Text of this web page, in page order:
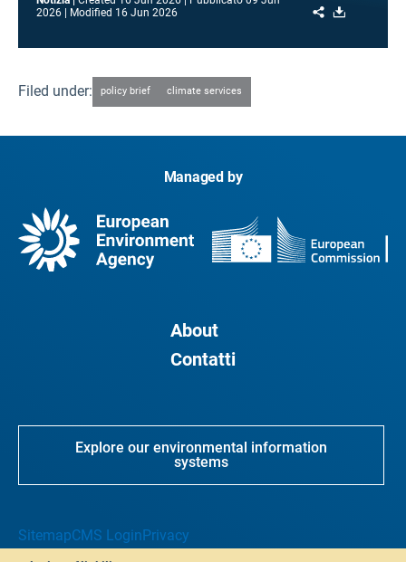
2026
Modified 16 Jun 2026 Share
Filed under: policy brief climate services
Managed by
About
Contatti
Explore our environmental information
systems
SitemapCMS Login Privacy